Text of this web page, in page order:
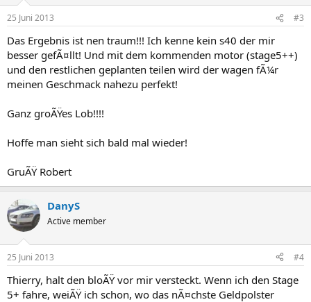
25 Juni 2013 #3
Das Ergebnis ist nen traum!!! Ich kenne kein s40 der mir
besser gefÃ¤llt! Und mit dem kommenden motor (stage5++)
und den restlichen geplanten teilen wird der wagen fÃ¼r
meinen Geschmack nahezu perfekt!
Ganz groÃŸes Lob!!!!
Hoffe man sieht sich bald mal wieder!
GruÃŸ Robert
DanyS
Active member
25 Juni 2013 #4
Thierry, halt den bloÃŸ vor mir versteckt. Wenn ich den Stage
5+ fahre, weiÃŸ ich schon, wo das nÃ¤chste Geldpolster